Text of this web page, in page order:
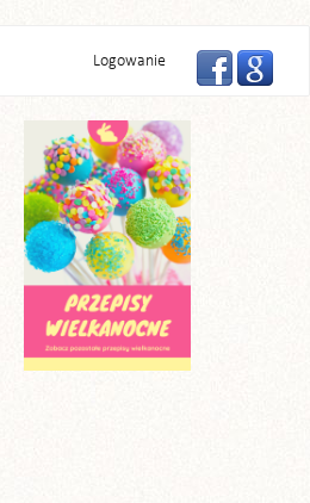
Logowanie